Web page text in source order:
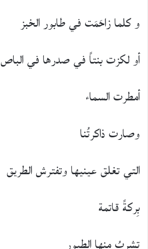
و كلما زاحَمَت في طابور الخبز
أو لكزت بنتاً في صدرها في الباص
أمطرت السماء
وصارت ذاكرتُنا
التي تغلق عينيها وتفترش الطريق
بِركةً قاتمة